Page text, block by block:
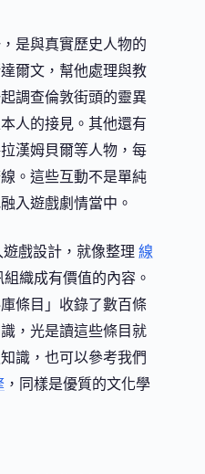
是與真實歷史人物的
爾文，幫他處理與教
調查倫敦街頭的靈異
人的接見。其他還有
漢姆貝爾等人物，每
。這些互動不是單純
入遊戲劇情當中。
戲設計，就像整理 線
織成有價值的內容。
條目」收錄了數百條
，光是讀這些條目就
識，也可以參考我們
，同樣是優質的文化學